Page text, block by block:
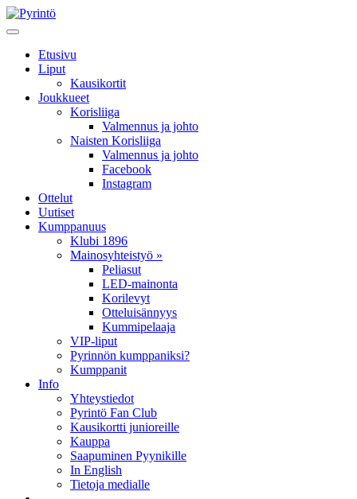
Etusivu
Liput
Kausikortit
Joukkueet
Korisliiga
Valmennus ja johto
Naisten Korisliiga
Valmennus ja johto
Facebook
Instagram
Ottelut
Uutiset
Kumppanuus
Klubi 1896
Mainosyhteistyö »
Peliasut
LED-mainonta
Korilevyt
Otteluisännyys
Kummipelaaja
VIP-liput
Pyrinnön kumppaniksi?
Kumppanit
Info
Yhteystiedot
Pyrintö Fan Club
Kausikortti junioreille
Kauppa
Saapuminen Pyynikille
In English
Tietoja medialle